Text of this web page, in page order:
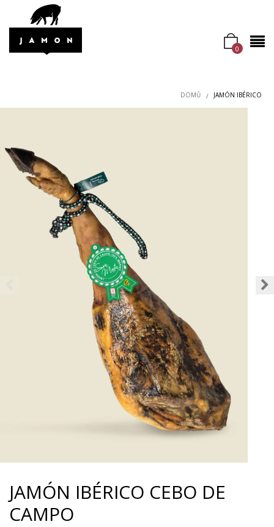
0
DOMŮ JAMÓN IBÉRICO
JAMÓN IBÉRICO CEBO DE
CAMPO